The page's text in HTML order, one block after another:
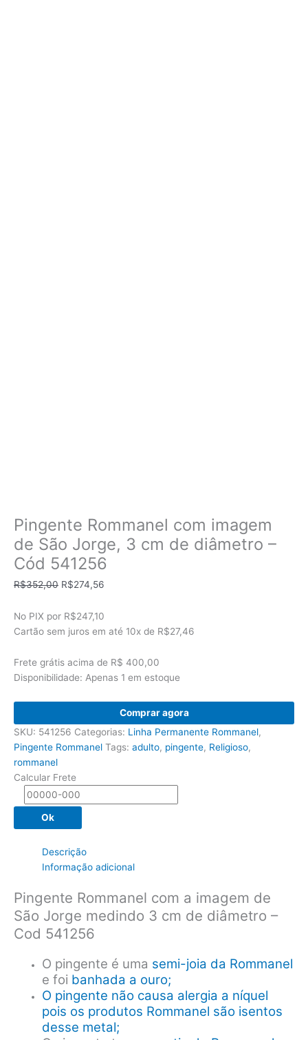
Pingente Rommanel com imagem
de São Jorge, 3 cm de diâmetro –
Cód 541256
R$352,00 O
original
era:
R$274,56
é:
No PIX por R$247,10
Cartão sem juros em até 10x de R$27,46
Frete grátis acima de R$ 400,00
Disponibilidade: Apenas 1 em estoque
Rommanel
com
imagem
de
São
Jorge,
cm
Cód
541256
quantidade
Comprar agora
SKU: 541256 Categorias: Linha Permanente Rommanel,
Pingente Rommanel Tags: adulto, pingente, Religioso,
rommanel
Calcular Frete
Ok
Descrição
Informação adicional
Pingente Rommanel com a imagem de
São Jorge medindo 3 cm de diâmetro –
Cod 541256
O pingente é uma semi-joia da Rommanel
e foi banhada a ouro;
O pingente não causa alergia a níquel
pois os produtos Rommanel são isentos
desse metal;